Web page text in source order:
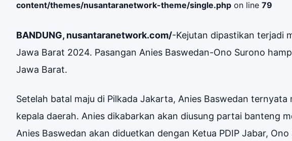
content/themes/nusantaranetwork-theme/single.php on line 79
BANDUNG, nusantaranetwork.com/-Kejutan dipastikan terjadi
Jawa Barat 2024. Pasangan Anies Baswedan-Ono Surono
Jawa Barat.
Setelah batal maju di Pilkada Jakarta, Anies Baswedan
kepala daerah. Anies dikabarkan akan diusung partai banteng
Anies Baswedan akan diduetkan dengan Ketua PDIP Jabar,